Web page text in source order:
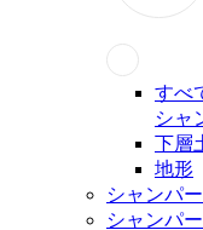
すべ
シャ
下層
地形
シャンパ
シャンパ